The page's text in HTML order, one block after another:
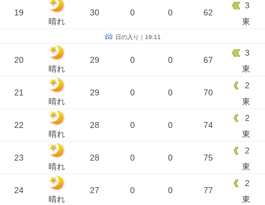
19
晴れ
30 0 0 62
3
東
日の入り｜19:11
20
晴れ
29 0 0 67
3
東
21
晴れ
29 0 0 70
2
東
22
晴れ
28 0 0 74
2
東
23
晴れ
28 0 0 75
2
東
24
晴れ
27 0 0 77
2
東